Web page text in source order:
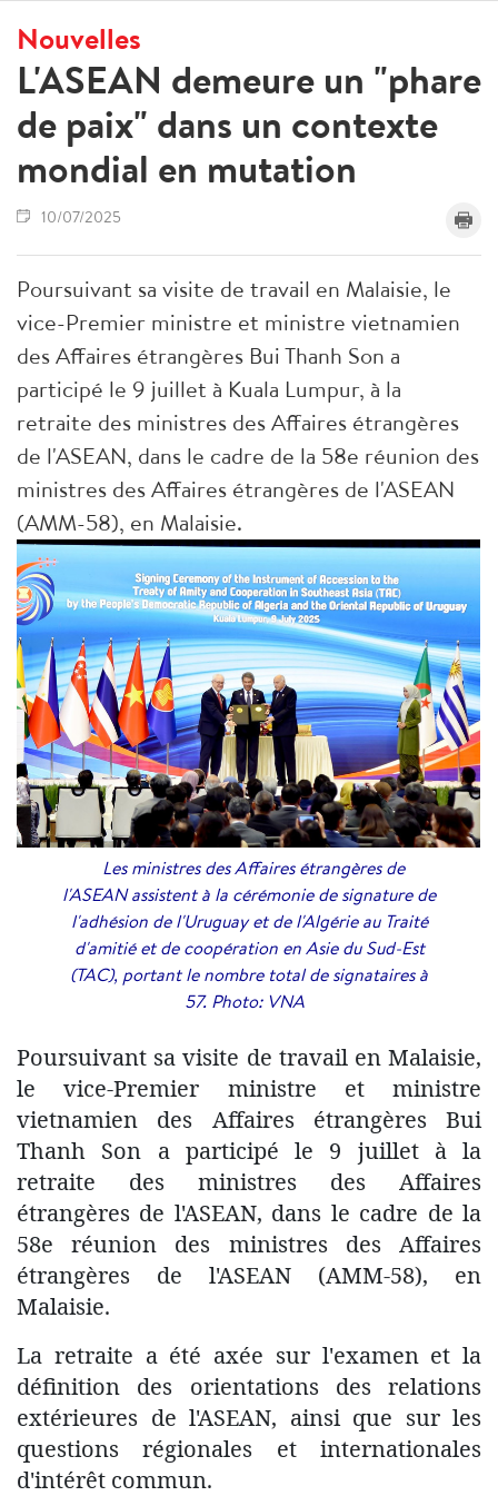
Nouvelles
L'ASEAN demeure un "phare
de paix" dans un contexte
mondial en mutation
10/07/2025
Poursuivant sa visite de travail en Malaisie, le
vice-Premier ministre et ministre vietnamien
des Affaires étrangères Bui Thanh Son a
participé le 9 juillet à Kuala Lumpur, à la
retraite des ministres des Affaires étrangères
de l'ASEAN, dans le cadre de la 58e réunion des
ministres des Affaires étrangères de l'ASEAN
(AMM-58), en Malaisie.
Les ministres des Affaires étrangères de
l'ASEAN assistent à la cérémonie de signature de
l'adhésion de l'Uruguay et de l'Algérie au Traité
d'amitié et de coopération en Asie du Sud-Est
(TAC), portant le nombre total de signataires à
57. Photo: VNA
Poursuivant sa visite de travail en Malaisie,
le vice-Premier ministre et ministre
vietnamien des Affaires étrangères Bui
Thanh Son a participé le 9 juillet à la
retraite des ministres des Affaires
étrangères de l'ASEAN, dans le cadre de la
58e réunion des ministres des Affaires
étrangères de l'ASEAN (AMM-58), en
Malaisie.
La retraite a été axée sur l'examen et la
définition des orientations des relations
extérieures de l'ASEAN, ainsi que sur les
questions régionales et internationales
d'intérêt commun.